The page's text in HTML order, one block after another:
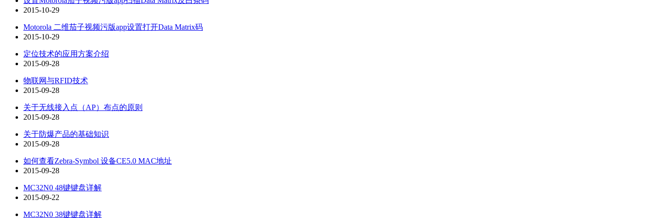
2015-10-29
Motorola 二维茄子视频污版app设置打开Data Matrix码
2015-10-29
定位技术的应用方案介绍
2015-09-28
物联网与RFID技术
2015-09-28
关于无线接入点（AP）布点的原则
2015-09-28
关于防爆产品的基础知识
2015-09-28
如何查看Zebra-Symbol 设备CE5.0 MAC地址
2015-09-28
MC32N0 48键键盘详解
2015-09-22
MC32N0 38键键盘详解